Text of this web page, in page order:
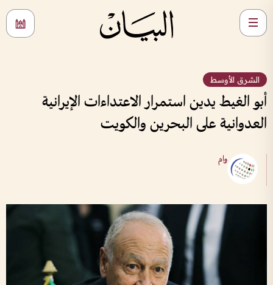
الشرق الأوسط
أبو الغيط يدين استمرار الاعتداءات الإيرانية
العدوانية على البحرين والكويت
وام